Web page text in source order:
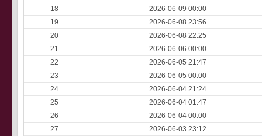
18
2026-06-09 00:00
19
2026-06-08 23:56
20
2026-06-08 22:25
21
2026-06-06 00:00
22
2026-06-05 21:47
23
2026-06-05 00:00
24
2026-06-04 21:24
25
2026-06-04 01:47
26
2026-06-04 00:00
27
2026-06-03 23:12